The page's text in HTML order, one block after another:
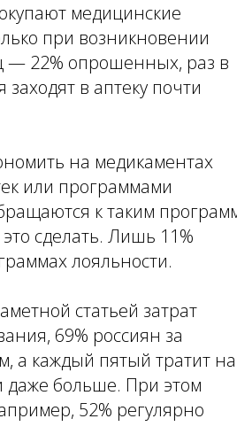
медицинские
при возникновении
— 22% опрошенных, раз в
в аптеку почти
на медикаментах
или программами
к таким
сделать. Лишь 11%
лояльности.
статьей затрат
69% россиян за
а каждый пятый тратит на
даже больше. При этом
52% регулярно